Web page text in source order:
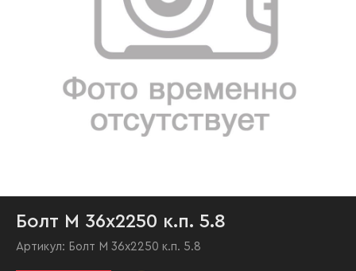
Болт М 36х2250 к.п. 5.8
Артикул: Болт М 36х2250 к.п. 5.8